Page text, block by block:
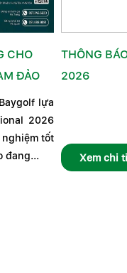
CHO
ĐẢO
lựa
2026
tốt
đang...
THÔNG
2026
Xem chi